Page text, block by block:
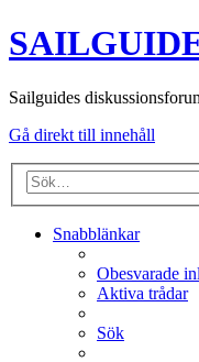
Sailguides
Gå direkt till innehåll
Snabblänkar
Obesvarade
Aktiva trådar
Sök